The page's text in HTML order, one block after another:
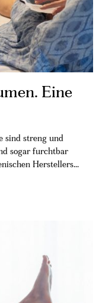
Eine
sind streng und
sogar furchtbar
Herstellers...